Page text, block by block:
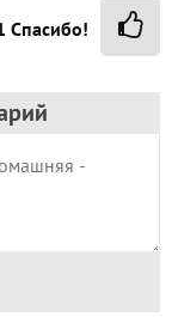
Спасибо!